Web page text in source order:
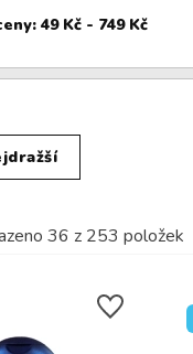
36 z 253 položek